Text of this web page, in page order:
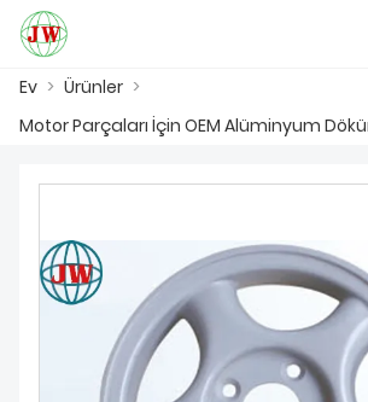
ÜRÜNLER
العربية Ev > Ürünler >
Motor Parçaları İçin OEM Alüminyum